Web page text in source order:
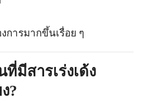
การมากขึ้นเรื่อย ๆ
มีสารเร่งเด้ง
?